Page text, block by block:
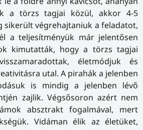
a törzs tagjai közül, akkor 4-5
sikerült végrehajtaniuk a feladatot,
a teljesítményük már jelentősen
kimutatták, hogy a törzs tagjai
életmódjuk és
utal. A pirahák a jelenben
is mindig a jelenben lévő
zajlik. Végsősoron azért nem
absztrakt fogalmával, mert
Vidáman élik az életüket,